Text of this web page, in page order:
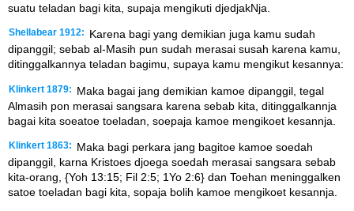
suatu teladan bagi kita, supaja mengikuti djedjakNja.
Shellabear 1912:
Karena bagi yang demikian juga kamu sudah
dipanggil; sebab al-Masih pun sudah merasai susah karena kamu,
ditinggalkannya teladan bagimu, supaya kamu mengikut kesannya:
Klinkert 1879:
Maka bagai jang demikian kamoe dipanggil, tegal
Almasih pon merasai sangsara karena sebab kita, ditinggalkannja
bagai kita soeatoe toeladan, soepaja kamoe mengikoet kesannja.
Klinkert 1863:
Maka bagi perkara jang bagitoe kamoe soedah
dipanggil, karna Kristoes djoega soedah merasai sangsara sebab
kita-orang, {Yoh 13:15; Fil 2:5; 1Yo 2:6} dan Toehan meninggalken
satoe toeladan bagi kita, sopaja bolih kamoe mengikoet kesannja.